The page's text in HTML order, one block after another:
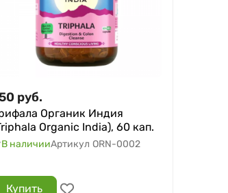
руб.
Органик Индия
Organic India), 60 кап.
В наличииАртикул ORN-0002
Купить